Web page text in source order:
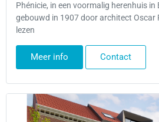
Phénicie, in een voormalig herenhuis in
gebouwd in 1907 door architect Oscar
lezen
Meer info Contact